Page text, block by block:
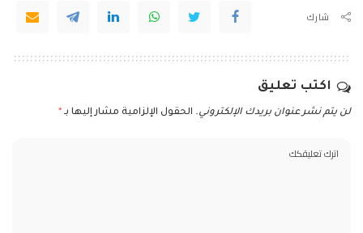
شارك
اكتب تعليق
لن يتم نشر عنوان بريدك الإلكتروني. الحقول الإلزامية مشار إليها بـ *